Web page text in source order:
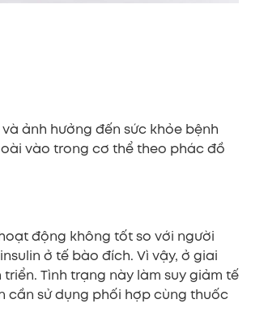
ảnh hưởng đến sức khỏe bệnh
vào trong cơ thể theo phác đồ
động không tốt so với người
ở tế bào đích. Vì vậy, ở giai
Tình trạng này làm suy giảm tế
cần sử dụng phối hợp cùng thuốc